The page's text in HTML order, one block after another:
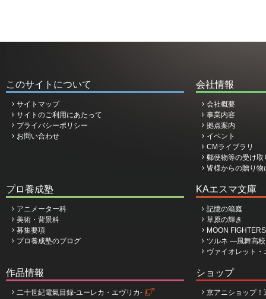
このサイトについて
サイトマップ
サイトのご利用にあたって
プライバシーポリシー
お問い合わせ
会社情報
会社概要
事業内容
拠点案内
イベント
CMライブラリ
郵便物等の受け取
皆様からの贈り
プロ養成塾
アニメーター科
美術・背景科
募集要項
プロ養成塾のブログ
KAエスマ文庫
記憶の箱庭
草原の輝き
MOON
ツルネ ―風舞高
ヴァイオレット
作品情報
二十世紀電氣目録-ユーレカ・エヴリカ-
ショップ
京アニショップ！